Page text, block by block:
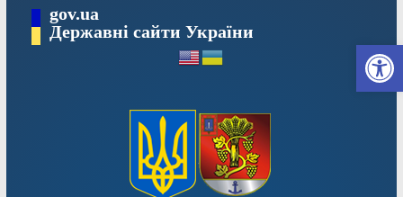
вмісту
gov.ua
Державні сайти України